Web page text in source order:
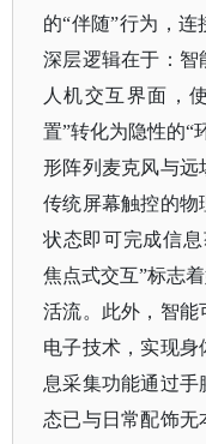
的“伴随”行为，
深层逻辑在于：智
人机交互界面，
置”转化为隐性的“
形阵列麦克风与远
传统屏幕触控的物
状态即可完成信
焦点式交互”标志
活流。此外，智能
电子技术，实现
息采集功能通过
态已与日常配饰